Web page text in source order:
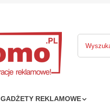
GADŻETY REKLAMOWE